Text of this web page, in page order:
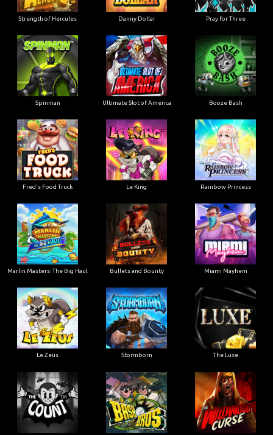
Strength of Hercules Danny Dollar Pray for Three
Spinman Ultimate Slot of America Booze Bash
Fred's Food Truck Le King Rainbow Princess
Marlin Masters: The Big Haul Bullets and Bounty Miami Mayhem
Le Zeus Stormborn The Luxe